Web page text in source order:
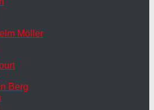
Möller
Berg